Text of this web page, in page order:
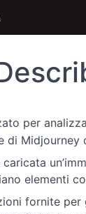
per
di Midjourney
elementi
fornite